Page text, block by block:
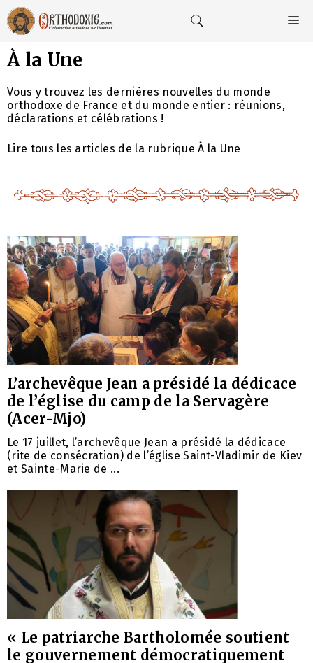
Aller
au
contenu
À la Une
Vous y trouvez les dernières nouvelles du monde
orthodoxe de France et du monde entier : réunions,
déclarations et célébrations !
Lire tous les articles de la rubrique À la Une
L’archevêque Jean a présidé la dédicace
de l’église du camp de la Servagère
(Acer-Mjo)
Le 17 juillet, l’archevêque Jean a présidé la dédicace
(rite de consécration) de l’église Saint-Vladimir de Kiev
et Sainte-Marie de ...
« Le patriarche Bartholomée soutient
le gouvernement démocratiquement